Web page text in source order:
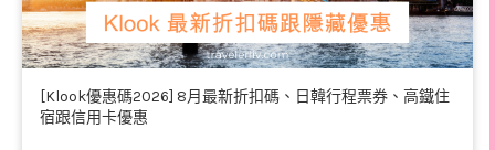
[Klook優惠碼2026] 8月最新折扣碼、日韓行程票券、高鐵住
宿跟信用卡優惠